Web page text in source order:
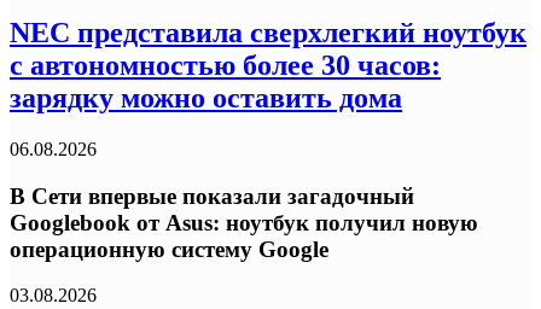
NEC представила сверхлегкий ноутбук
с автономностью более 30 часов:
зарядку можно оставить дома
06.08.2026
В Сети впервые показали загадочный
Googlebook от Asus: ноутбук получил новую
операционную систему Google
03.08.2026